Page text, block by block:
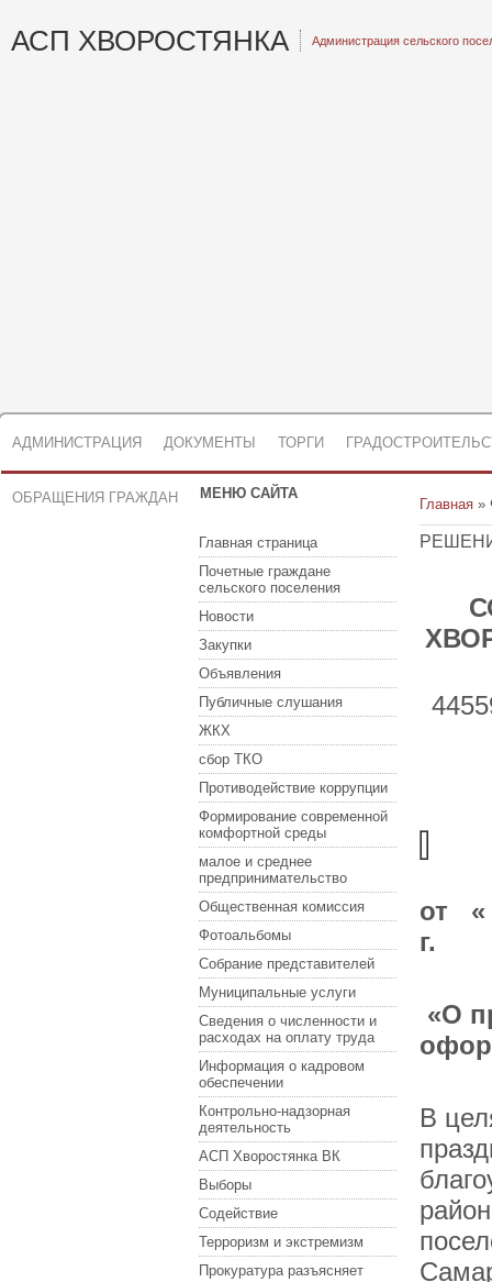
АСП ХВОРОСТЯНКА Администрация сельского
АДМИНИСТРАЦИЯ ДОКУМЕНТЫ ТОРГИ
ОБРАЩЕНИЯ ГРАЖДАН МЕНЮ САЙТА
Главная страница
Почетные граждане
сельского поселения
Новости
Закупки
Объявления
Публичные слушания
ЖКХ
сбор ТКО
Противодействие коррупции
Формирование современной
комфортной среды
малое и среднее
предпринимательство
Общественная комиссия
Фотоальбомы
Собрание представителей
Муниципальные услуги
Сведения о численности и
расходах на оплату труда
Информация о кадровом
обеспечении
Контрольно-надзорная
деятельность
АСП Хворостянка ВК
Выборы
Содействие
Терроризм и экстремизм
Прокуратура разъясняет
Главная »
от «
«О
В